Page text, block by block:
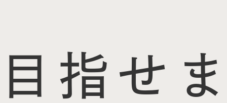
目指せま